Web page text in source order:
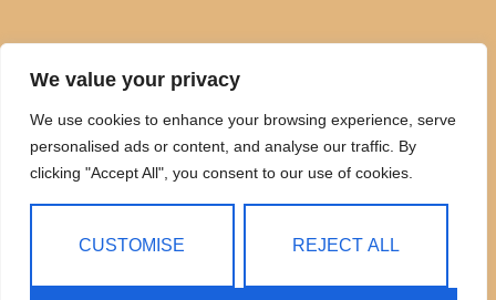
We value your privacy
We use cookies to enhance your browsing experience, serve
personalised ads or content, and analyse our traffic. By
clicking "Accept All", you consent to our use of cookies.
CUSTOMISE REJECT ALL
CONTACTO
615 505 289
ciclosdeusto@gmail.com